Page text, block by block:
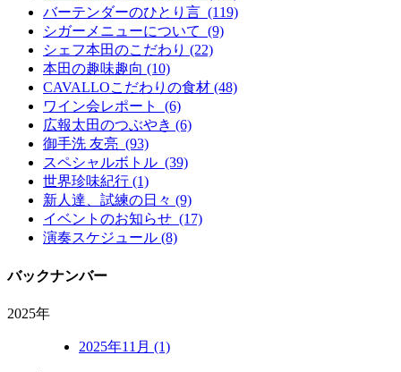
バーテンダーのひとり言 (119)
シガーメニューについて (9)
シェフ本田のこだわり (22)
本田の趣味趣向 (10)
CAVALLOこだわりの食材 (48)
ワイン会レポート (6)
広報太田のつぶやき (6)
御手洗 友亮 (93)
スペシャルボトル (39)
世界珍味紀行 (1)
新人達、試練の日々 (9)
イベントのお知らせ (17)
演奏スケジュール (8)
バックナンバー
2025年
2025年11月 (1)